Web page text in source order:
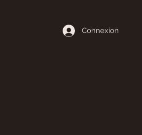
Connexion